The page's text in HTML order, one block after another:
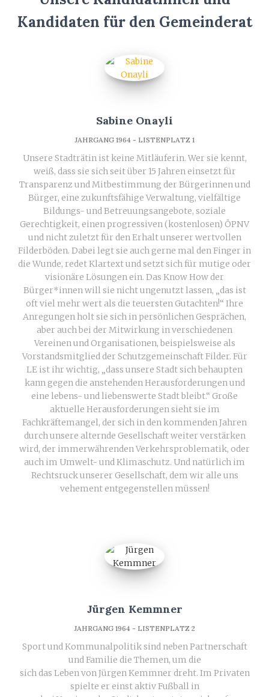
Kandidaten für den Gemeinderat
Sabine Onayli
JAHRGANG 1964 - LISTENPLATZ 1
Unsere Stadträtin ist keine Mitläuferin. Wer sie kennt,
weiß, dass sie sich seit über 15 Jahren einsetzt für
Transparenz und Mitbestimmung der Bürgerinnen und
Bürger, eine zukunftsfähige Verwaltung, vielfältige
Bildungs- und Betreuungsangebote, soziale
Gerechtigkeit, einen progressiven (kostenlosen) ÖPNV
und nicht zuletzt für den Erhalt unserer wertvollen
Filderböden. Dabei legt sie auch gerne mal den Finger in
die Wunde, redet Klartext und setzt sich für mutige oder
visionäre Lösungen ein. Das Know How der
Bürger*innen will sie nicht ungenutzt lassen, „das ist
oft viel mehr wert als die teuersten Gutachten!“ Ihre
Anregungen holt sie sich in persönlichen Gesprächen,
aber auch bei der Mitwirkung in verschiedenen
Vereinen und Organisationen, beispielsweise als
Vorstandsmitglied der Schutzgemeinschaft Filder. Für
LE ist ihr wichtig, „dass unsere Stadt sich behaupten
kann gegen die anstehenden Herausforderungen und
eine lebens- und liebenswerte Stadt bleibt.“ Große
aktuelle Herausforderungen sieht sie im
Fachkräftemangel, der sich in den kommenden Jahren
durch unsere alternde Gesellschaft weiter verstärken
wird, der immerwährenden Verkehrsproblematik, oder
auch im Umwelt- und Klimaschutz. Und natürlich im
Rechtsruck unserer Gesellschaft, dem wir alle uns
vehement entgegenstellen müssen!
Jürgen Kemmner
JAHRGANG 1964 - LISTENPLATZ 2
Sport und Kommunalpolitik sind neben Partnerschaft
und Familie die Themen, um die
sich das Leben von Jürgen Kemmner dreht. Im Privaten
spielte er einst aktiv Fußball in